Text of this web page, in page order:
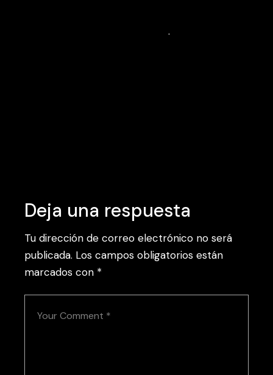
tincidunt nunc pulvinar sapien.
Deja una respuesta
Tu dirección de correo electrónico no será
publicada. Los campos obligatorios están
marcados con *